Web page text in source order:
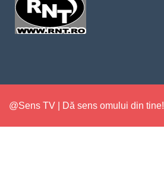
@Sens TV | Dă sens omului din tine!